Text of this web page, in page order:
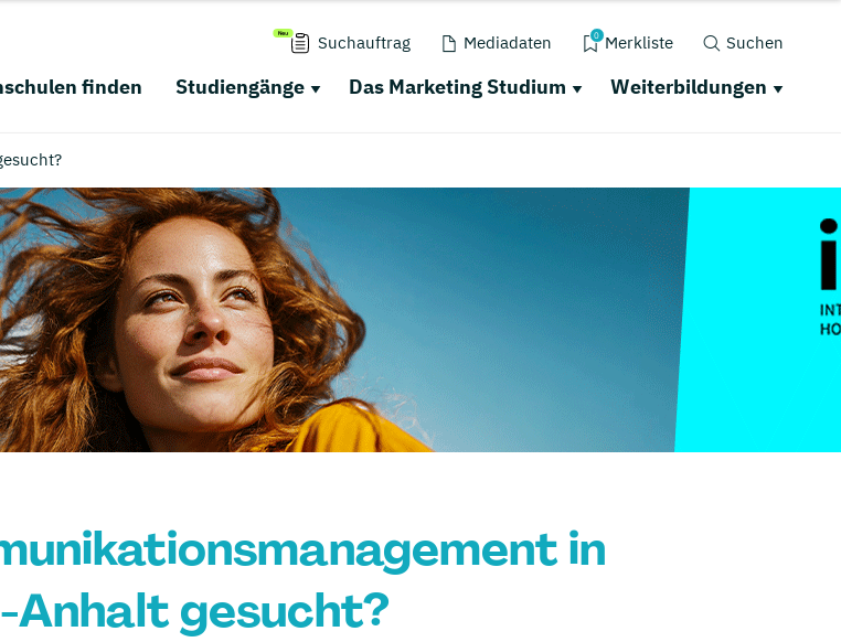
Suchauftrag Mediadaten 0 Merkliste Suchen
finden Studiengänge Das Marketing Studium Weiterbildungen
in
Anhalt gesucht?